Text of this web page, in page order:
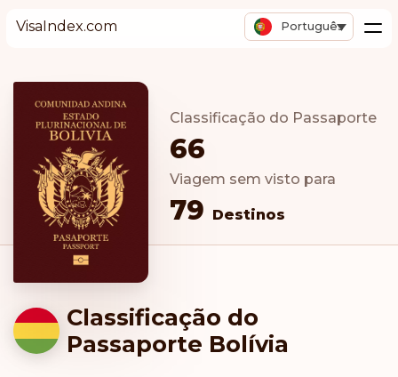
VisaIndex.com Português
Classificação do Passaporte
66
Viagem sem visto para
79 Destinos
Classificação do
Passaporte Bolívia